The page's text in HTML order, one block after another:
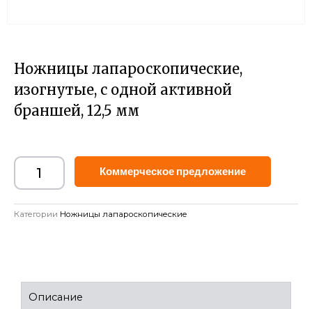
Ножницы лапароскопические,
изогнутые, с одной активной
браншей, 12,5 мм
Коммерческое предложение
Категории Ножницы лапароскопические
Описание